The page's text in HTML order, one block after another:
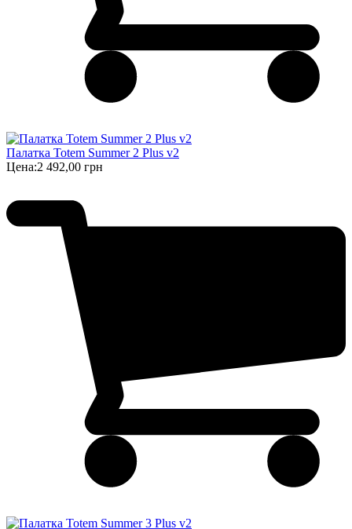
Палатка Totem Summer 2 Plus v2
Цена:2 492,00 грн